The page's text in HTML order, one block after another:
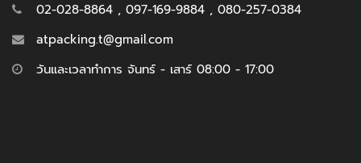
02-028-8864 , 097-169-9884 , 080-257-0384
atpacking.t@gmail.com
วันและเวลาทำการ จันทร์ - เสาร์ 08:00 - 17:00